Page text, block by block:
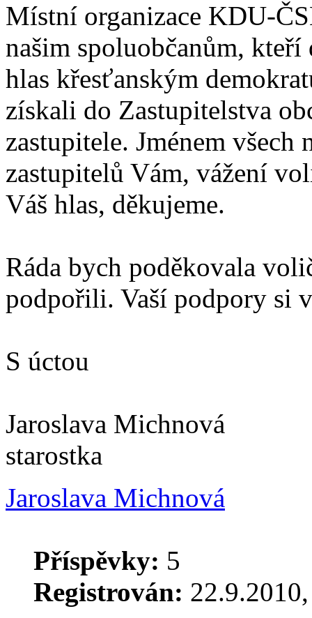
Místní organizace KDU-
našim spoluobčanům,
hlas křesťanským
získali do Zastupitelstva
zastupitele. Jménem
zastupitelů Vám, vážení
Váš hlas, děkujeme.
Ráda bych poděkovala
podpořili. Vaší podpory si
S úctou
Jaroslava Michnová
starostka
Jaroslava Michnová
Příspěvky: 5
Registrován: